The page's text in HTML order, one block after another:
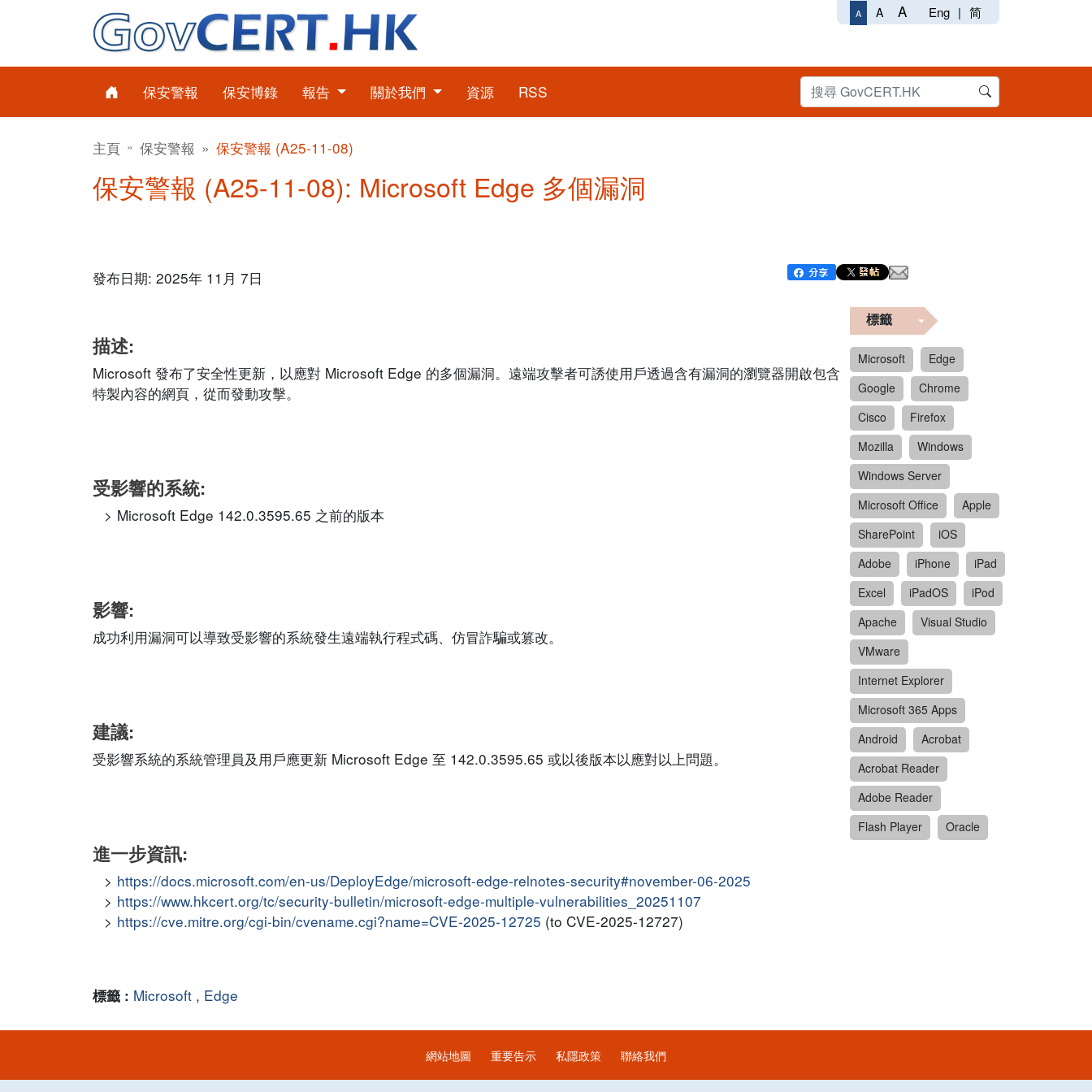
A A A Eng | 简
保安警報 保安博錄 報告 關於我們 資源 RSS
主頁 保安警報 保安警報 (A25-11-08)
保安警報 (A25-11-08): Microsoft Edge 多個漏洞
發布日期: 2025年 11月 7日
描述:
Microsoft 發布了安全性更新，以應對 Microsoft Edge 的多個漏洞。遠端攻擊者可誘使用戶透過含有漏洞的瀏覽器開啟包含
特製內容的網頁，從而發動攻擊。
受影響的系統:
Microsoft Edge 142.0.3595.65 之前的版本
影響:
成功利用漏洞可以導致受影響的系統發生遠端執行程式碼、仿冒詐騙或篡改。
建議:
受影響系統的系統管理員及用戶應更新 Microsoft Edge 至 142.0.3595.65 或以後版本以應對以上問題。
進一步資訊:
https://docs.microsoft.com/en-us/DeployEdge/microsoft-edge-relnotes-security#november-06-2025
https://www.hkcert.org/tc/security-bulletin/microsoft-edge-multiple-vulnerabilities_20251107
https://cve.mitre.org/cgi-bin/cvename.cgi?name=CVE-2025-12725 (to CVE-2025-12727)
標籤 : Microsoft , Edge
標籤
Microsoft
Edge
Google
Chrome
Cisco
Firefox
Mozilla
Windows
Windows Server
Microsoft Office
Apple
SharePoint
iOS
Adobe
iPhone
iPad
Excel
iPadOS
iPod
Apache
Visual Studio
VMware
Internet Explorer
Microsoft 365 Apps
Android
Acrobat
Acrobat Reader
Adobe Reader
Flash Player
Oracle
網站地圖 重要告示 私隱政策 聯絡我們